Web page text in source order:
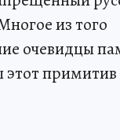
из того
очевидцы
этот